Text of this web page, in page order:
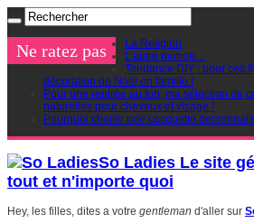
Ne ratez pas
La Religion
L’autre monde…
Tendance DIY : pour ces
décoration de Noel en famille !
Pour une rentrée au top, ma sélection de
naturelles pour cheveux et visage !
Pourquoi choisir une casquette
So Ladies Le site
tout et n'importe quoi
Hey, les filles, dites a votre gentleman d'aller sur